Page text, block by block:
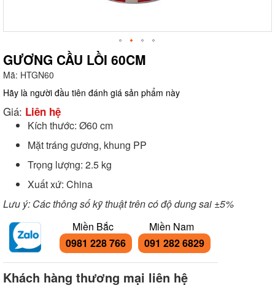
GƯƠNG CẦU LỒI 60CM
Mã: HTGN60
Hãy là người đầu tiên đánh giá sản phẩm này
Giá: Liên hệ
Kích thước: Ø60 cm
Mặt tráng gương, khung PP
Trọng lượng: 2.5 kg
Xuất xứ: China
Lưu ý: Các thông số kỹ thuật trên có độ dung sai ±5%
Miền Bắc
0981 228 766
Miền Nam
091 282 6829
Khách hàng thương mại liên hệ